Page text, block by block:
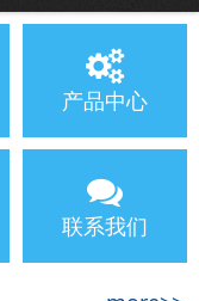
产品中心
联系我们